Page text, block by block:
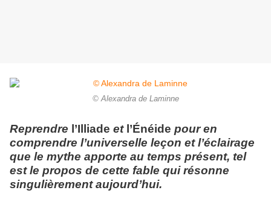
© Alexandra de Laminne
Reprendre l’Illiade et l’Énéide pour en
comprendre l’universelle leçon et l’éclairage
que le mythe apporte au temps présent, tel
est le propos de cette fable qui résonne
singulièrement aujourd’hui.